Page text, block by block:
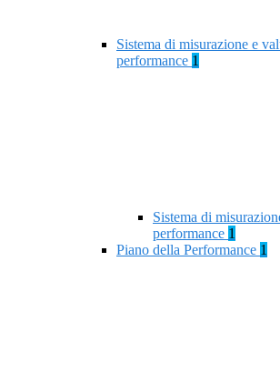
Sistema di misurazione e
performance 1
Sistema di
performance 1
Piano della Performance 1